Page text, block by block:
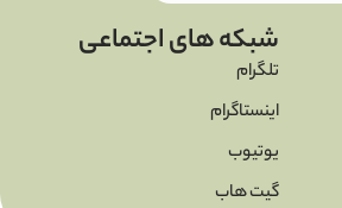
شبکه های اجتماعی
تلگرام
اینستاگرام
یوتیوب
گیت هاب